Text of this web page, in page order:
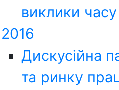
виклики часу
2016
Дискусійна
та ринку